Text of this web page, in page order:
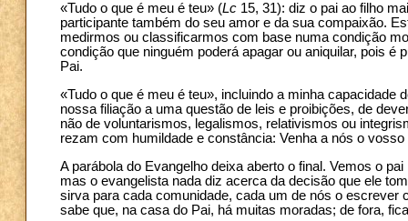
«Tudo o que é meu é teu» (Lc 15, 31): diz o pai ao filho
participante também do seu amor e da sua compaixão.
medirmos ou classificarmos com base numa condição
condição que ninguém poderá apagar ou aniquilar, pois
Pai.
«Tudo o que é meu é teu», incluindo a minha
nossa filiação a uma questão de leis e proibições, de
não de voluntarismos, legalismos, relativismos ou
rezam com humildade e constância: Venha a nós o vosso
A parábola do Evangelho deixa aberto o final. Vemos o
mas o evangelista nada diz acerca da decisão que ele
sirva para cada comunidade, cada um de nós o
sabe que, na casa do Pai, há muitas moradas; de fora,